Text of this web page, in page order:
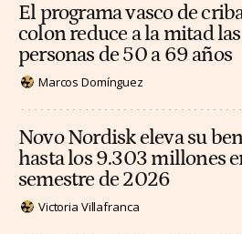
El programa vasco de
colon reduce a la mitad
personas de 50 a 69 años
Marcos Domínguez
Novo Nordisk eleva su
hasta los 9.303 millones
semestre de 2026
Victoria Villafranca